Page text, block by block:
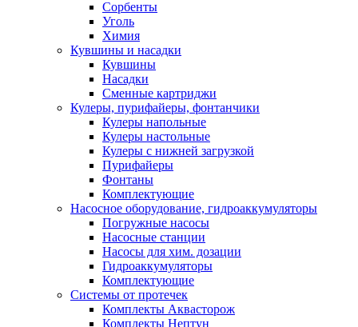
Сорбенты
Уголь
Химия
Кувшины и насадки
Кувшины
Насадки
Сменные картриджи
Кулеры, пурифайеры, фонтанчики
Кулеры напольные
Кулеры настольные
Кулеры с нижней загрузкой
Пурифайеры
Фонтаны
Комплектующие
Насосное оборудование, гидроаккумуляторы
Погружные насосы
Насосные станции
Насосы для хим. дозации
Гидроаккумуляторы
Комплектующие
Системы от протечек
Комплекты Аквасторож
Комплекты Нептун